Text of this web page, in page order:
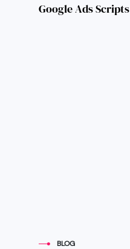
Google Ads Scripts
BLOG